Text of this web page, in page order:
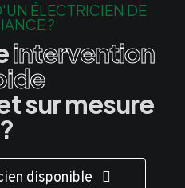
ÉLECTRICIEN DE
?
intervention
sur mesure
?
disponible